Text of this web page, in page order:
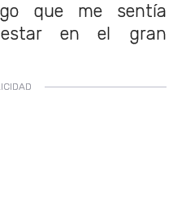
que me sentía
estar en el gran